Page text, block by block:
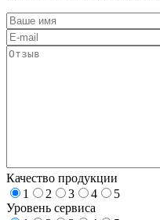
Качество продукции
1
2 3 4
5
Уровень сервиса